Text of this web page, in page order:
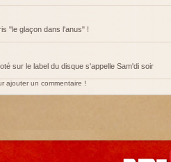
"le glaçon dans l'anus" !
sur le label du disque s'appelle Sam'di soir
ajouter un commentaire !